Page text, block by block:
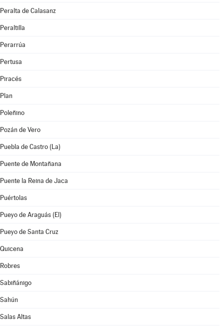
Peralta de Calasanz
Peraltilla
Perarrúa
Pertusa
Piracés
Plan
Poleñino
Pozán de Vero
Puebla de Castro (La)
Puente de Montañana
Puente la Reina de Jaca
Puértolas
Pueyo de Araguás (El)
Pueyo de Santa Cruz
Quicena
Robres
Sabiñánigo
Sahún
Salas Altas